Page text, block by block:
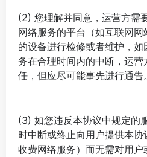
(2) 您理解并同意，运营方需
网络服务的平台（如互联网
的设备进行检修或者维护，
务在合理时间内的中断，运
任，但应尽可能事先进行通告。
(3) 如您违反本协议中规定的
时中断或终止向用户提供本
收费网络服务）而无需对用